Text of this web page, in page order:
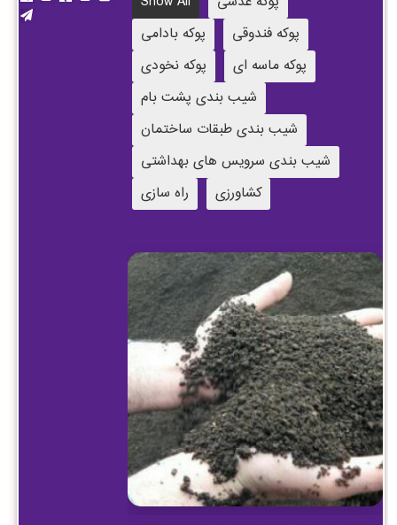
پوکه بادامی
پوکه فندوقی
پوکه نخودی
پوکه ماسه ای
شیب بندی پشت بام
شیب بندی طبقات ساختمان
شیب بندی سرویس های بهداشتی
راه سازی
کشاورزی